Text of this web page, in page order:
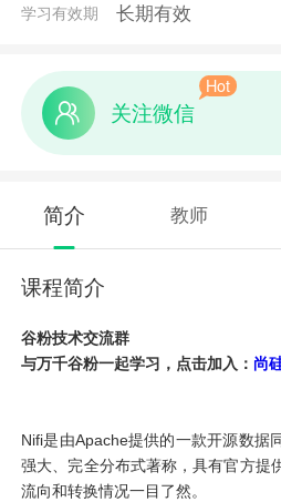
学习有效期 长期有效
关注微信
Hot
简介 教师
课程简介
谷粉技术交流群
与万千谷粉一起学习，点击加入： 尚
Nifi是由Apache提供的一款开源数据
强大、完全分布式著称，具有官方提
流向和转换情况一目了然。